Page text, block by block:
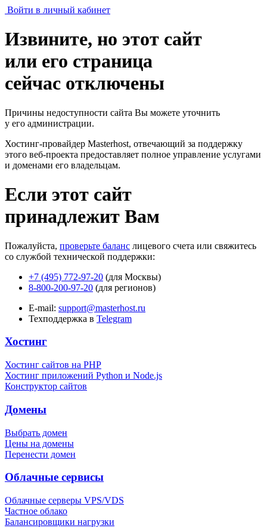
Войти в личный кабинет
Извините, но этот сайт
или его страница
сейчас отключены
Причины недоступности сайта Вы можете уточнить
у его администрации.
Хостинг-провайдер Masterhost, отвечающий за поддержку
этого веб-проекта предоставляет полное управление услугами
и доменами его владельцам.
Если этот сайт
принадлежит Вам
Пожалуйста, проверьте баланс лицевого счета или свяжитесь
со службой технической поддержки:
+7 (495) 772-97-20 (для Москвы)
8-800-200-97-20 (для регионов)
E-mail: support@masterhost.ru
Техподдержка в Telegram
Хостинг
Хостинг сайтов на PHP
Хостинг приложений Python и Node.js
Конструктор сайтов
Домены
Выбрать домен
Цены на домены
Перенести домен
Облачные сервисы
Облачные серверы VPS/VDS
Частное облако
Балансировщики нагрузки